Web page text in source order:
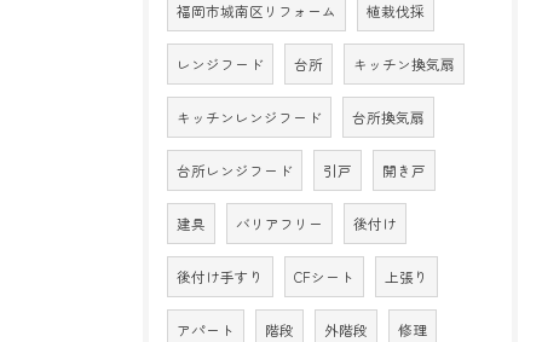
福岡市城南区リフォーム 植栽伐採
レンジフード 台所 キッチン換気扇
キッチンレンジフード 台所換気扇
台所レンジフード 引戸 開き戸
建具 バリアフリー 後付け
後付け手すり CFシート 上張り
アパート 階段 外階段 修理